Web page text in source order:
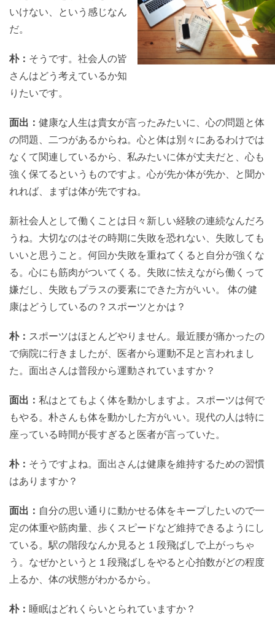
いけない、という感じなん
だ。
朴： そうです。社会人の皆
さんはどう考えているか知
りたいです。
面出： 健康な人生は貴女が言ったみたいに、心の問題と体
の問題、二つがあるからね。心と体は別々にあるわけでは
なくて関連しているから、私みたいに体が丈夫だと、心も
強く保てるというものですよ。心が先か体が先か、と聞か
れれば、まずは体が先ですね。
新社会人として働くことは日々新しい経験の連続なんだろ
うね。大切なのはその時期に失敗を恐れない、失敗しても
いいと思うこと。何回か失敗を重ねてくると自分が強くな
る。心にも筋肉がついてくる。失敗に怯えながら働くって
嫌だし、失敗もプラスの要素にできた方がいい。 体の健
康はどうしているの？スポーツとかは？
朴： スポーツはほとんどやりません。最近腰が痛かったの
で病院に行きましたが、医者から運動不足と言われまし
た。面出さんは普段から運動されていますか？
面出： 私はとてもよく体を動かしますよ。スポーツは何で
もやる。朴さんも体を動かした方がいい。現代の人は特に
座っている時間が長すぎると医者が言っていた。
朴： そうですよね。面出さんは健康を維持するための習慣
はありますか？
面出： 自分の思い通りに動かせる体をキープしたいので一
定の体重や筋肉量、歩くスピードなど維持できるようにし
ている。駅の階段なんか見ると１段飛ばしで上がっちゃ
う。なぜかというと１段飛ばしをやると心拍数がどの程度
上るか、体の状態がわかるから。
朴： 睡眠はどれくらいとられていますか？